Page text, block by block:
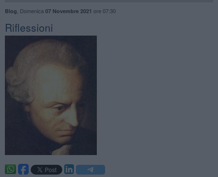
Blog Domenica 07 Novembre 2021 ore 07:30
Riflessioni